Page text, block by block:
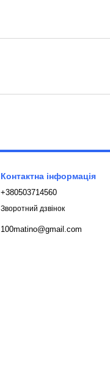
Контактна інформація
+380503714560
Зворотний дзвінок
100matino@gmail.com